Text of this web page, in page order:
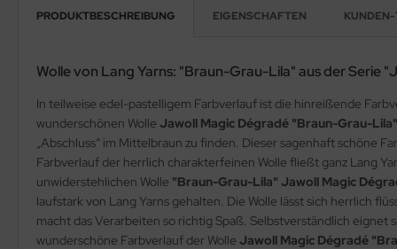
PRODUKTBESCHREIBUNG EIGENSCHAFTEN
Wolle von Lang Yarns: "Braun-Grau-Lila" aus der Serie
In teilweise edel-pastelligem Farbverlauf ist die hinreißende
wunderschönen Wolle Jawoll Magic Dégradé "Braun-Grau-Lila"
„Abschluss“ im Mittelbraun zu finden. Dieser sagenhaft schöne
Farbverlauf der herrlich charakterfeinen Wolle fließt ganz Lang
unwiderstehlichen Wolle "Braun-Grau-Lila" Jawoll Magic
laufstark von Lang Yarns gehalten. Die Wolle lässt sich herrlich
macht das Verarbeiten so richtig Spaß. Selbstverständlich eignet
wunderschöne Farbverlauf der Wolle Jawoll Magic Dégradé